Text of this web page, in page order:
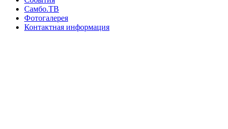
Самбо.ТВ
Фотогалерея
Контактная информация